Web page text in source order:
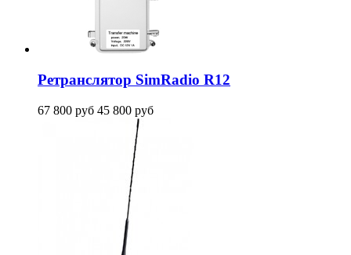
Ретранслятор SimRadio R12
67 800 руб 45 800 руб